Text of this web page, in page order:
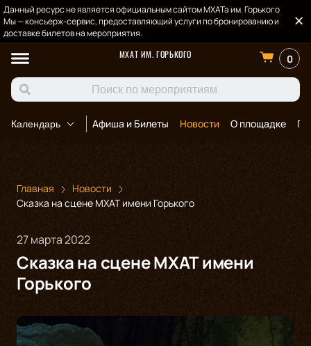
Данный ресурс не является официальным сайтом МХАТа им. Горького
Мы — консьерж-сервис, предоставляющий услуги по бронированию и
доставке билетов на мероприятия.
МХАТ ИМ. ГОРЬКОГО
0
Календарь Афиша и Билеты Новости О площадке
Главная
Новости
Сказка на сцене МХАТ имени Горького
27 марта 2022
Сказка на сцене МХАТ имени
Горького